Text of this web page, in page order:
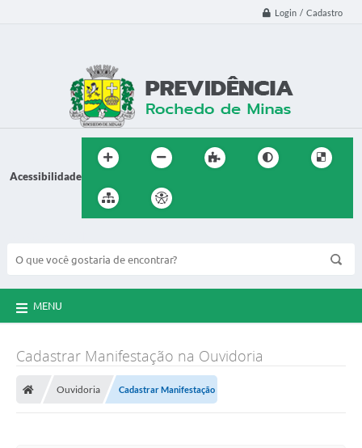
Login / Cadastro
Acessibilidade
MENU
Cadastrar Manifestação na Ouvidoria
Ouvidoria Cadastrar Manifestação